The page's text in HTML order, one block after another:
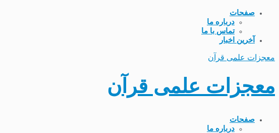
صفحات
درباره ما
تماس با ما
آخرین اخبار
معجزات علمی قرآن
معجزات علمی قرآن
صفحات
درباره ما